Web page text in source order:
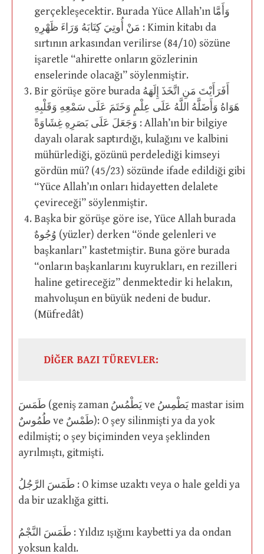
gerçekleşecektir. Burada Yüce Allah’ın وَأَمَّا
مَنْ أُوتِيَ كِتَابَهُ وَرَاءَ ظَهْرِهِ : Kimin kitabı da
sırtının arkasından verilirse (84/10) sözüne
işaretle “ahirette onların gözlerinin
enselerinde olacağı” söylenmiştir.
Bir görüşe göre burada أَفَرَأَيْتَ مَنِ اتَّخَذَ إِلَهَهُ
هَوَاهُ وَأَضَلَّهُ اللَّهُ عَلَى عِلْمٍ وَخَتَمَ عَلَى سَمْعِهِ وَقَلْبِهِ
وَجَعَلَ عَلَى بَصَرِهِ غِشَاوَةً : Allah’ın bir bilgiye
dayalı olarak saptırdığı, kulağını ve kalbini
mühürlediği, gözünü perdelediği kimseyi
gördün mü? (45/23) sözünde ifade edildiği gibi
“Yüce Allah’ın onları hidayetten delalete
çevireceği” söylenmiştir.
Başka bir görüşe göre ise, Yüce Allah burada
وُجُوهٌ (yüzler) derken “önde gelenleri ve
başkanları” kastetmiştir. Buna göre burada
“onların başkanlarını kuyrukları, en rezilleri
haline getireceğiz” denmektedir ki helakın,
mahvoluşun en büyük nedeni de budur.
(Müfredât)
DİĞER BAZI TÜREVLER:
طَمَسَ (geniş zaman يَطْمُسُ ve يَطْمِسُ mastar isim
طُمُوسٌ ve طَمْسٌ): O şey silinmişti ya da yok
edilmişti; o şey biçiminden veya şeklinden
ayrılmıştı, gitmişti.
طَمَسَ الرَّجُلُ : O kimse uzaktı veya o hale geldi ya
da bir uzaklığa gitti.
طَمَسَ النَّجْمُ : Yıldız ışığını kaybetti ya da ondan
yoksun kaldı.